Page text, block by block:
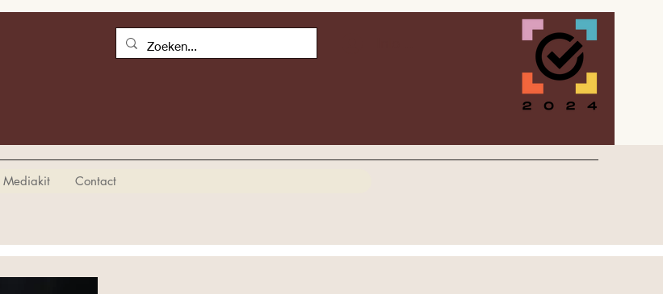
Mediakit Contact